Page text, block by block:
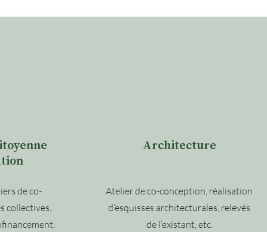
de co-
collectives,
Architecture
Atelier de co-conception, réalisation
d’esquisses architecturales, relevés
de l’existant, etc.